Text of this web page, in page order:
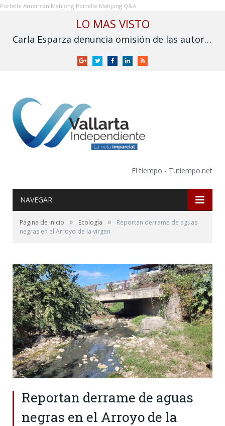
Portelle American Mahjong Portelle Mahjong Q&A
LO MAS VISTO
Carla Esparza denuncia omisión de las autoridades por inundación en Nuevo Nayarit
GoogleTwitterFacebookLinkedInRSS
El tiempo - Tutiempo.net
NAVEGAR
Página de inicio » Ecología »
Reportan derrame de aguas
negras en el Arroyo de la virgen
Reportan derrame de aguas
negras en el Arroyo de la